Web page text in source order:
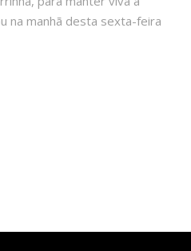
na manhã desta sexta-feira